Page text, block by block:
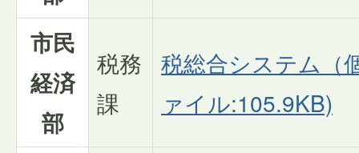
市民
経済
部
税務
課
税総合システム（
ァイル:105.9KB)